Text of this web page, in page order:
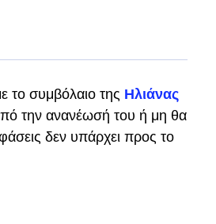
το συμβόλαιο της Ηλιάνας
την ανανέωσή του ή μη θα
δεν υπάρχει προς το